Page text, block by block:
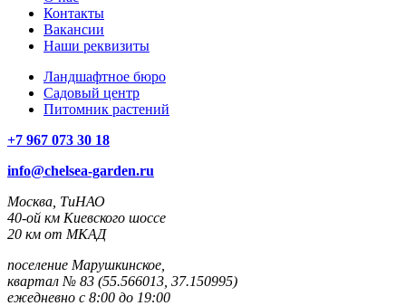
Контакты
Вакансии
Наши реквизиты
Ландшафтное бюро
Садовый центр
Питомник растений
+7 967 073 30 18
info@chelsea-garden.ru
Москва, ТиНАО
40-ой км Киевского шоссе
20 км от МКАД
поселение Марушкинское,
квартал № 83 (55.566013, 37.150995)
ежедневно с 8:00 до 19:00